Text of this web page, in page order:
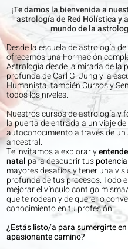
¡Te damos la bienvenida a
astrología de Red Holística y
mundo de la
Desde la escuela de astrología
ofrecemos una Formación
Astrología desde la mirada de la
profunda de Carl G. Jung y la
Humanista, también Cursos y
todos los niveles.
Nuestros cursos de astrología y
la puerta de entrada a un viaje de
autoconocimiento a través de un
ancestral.
Te invitamos a explorar y
natal para descubrir tus
mayores desafíos y tener una
profunda de tus procesos. Todo
mejorar el vínculo contigo
que te rodean y de quererlo
conocimiento en tu profesión.
¿Estás listo/a para sumergirte
apasionante camino?